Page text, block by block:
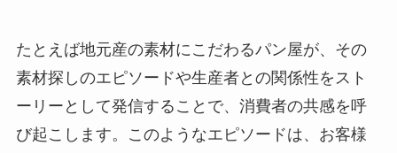
たとえば地元産の素材にこだわるパン屋が、その
素材探しのエピソードや生産者との関係性をスト
ーリーとして発信することで、消費者の共感を呼
び起こします。このようなエピソードは、お客様